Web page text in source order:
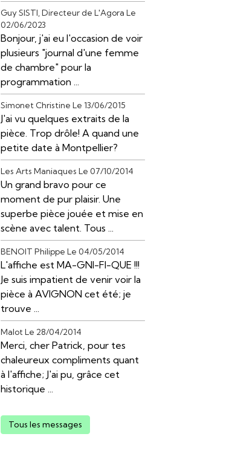
Guy SISTI, Directeur de L'Agora Le
02/06/2023
Bonjour, j'ai eu l'occasion de voir
plusieurs "journal d'une femme
de chambre" pour la
programmation ...
Simonet Christine Le 13/06/2015
J'ai vu quelques extraits de la
pièce. Trop drôle! A quand une
petite date à Montpellier?
Les Arts Maniaques Le 07/10/2014
Un grand bravo pour ce
moment de pur plaisir. Une
superbe pièce jouée et mise en
scène avec talent. Tous ...
BENOIT Philippe Le 04/05/2014
L'affiche est MA-GNI-FI-QUE !!!
Je suis impatient de venir voir la
pièce à AVIGNON cet été; je
trouve ...
Malot Le 28/04/2014
Merci, cher Patrick, pour tes
chaleureux compliments quant
à l'affiche; J'ai pu, grâce cet
historique ...
Tous les messages